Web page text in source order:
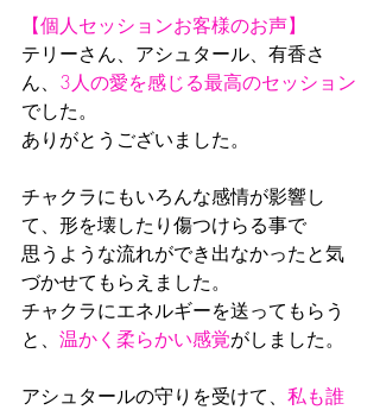
【個人セッションお客様のお声】
テリーさん、アシュタール、有香さ
ん、 3人の愛を感じる最高のセッション
でした。
ありがとうございました。
チャクラにもいろんな感情が影響し
て、形を壊したり傷つけらる事で
思うような流れができ出なかったと気
づかせてもらえました。
チャクラにエネルギーを送ってもらう
と、 温かく柔らかい感覚がしました。
アシュタールの守りを受けて、 私も誰